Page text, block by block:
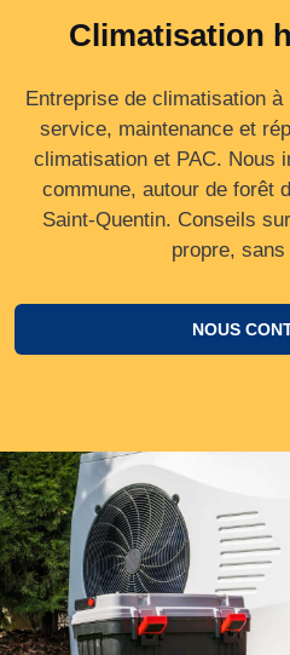
Climatisation
Entreprise de climatisation
service, maintenance et
climatisation et PAC. Nous
commune, autour de forêt
Saint‑Quentin. Conseils
propre,
NOUS